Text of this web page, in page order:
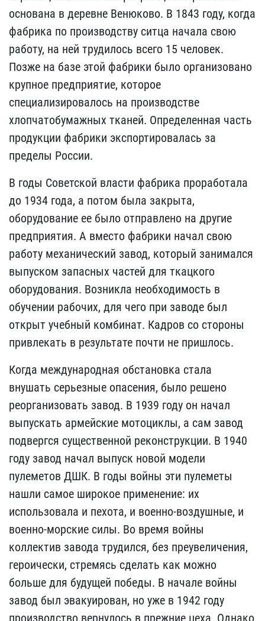
основана в деревне Венюково. В 1843 году, когда
фабрика по производству ситца начала свою
работу, на ней трудилось всего 15 человек.
Позже на базе этой фабрики было организовано
крупное предприятие, которое
специализировалось на производстве
хлопчатобумажных тканей. Определенная часть
продукции фабрики экспортировалась за
пределы России.
В годы Советской власти фабрика проработала
до 1934 года, а потом была закрыта,
оборудование ее было отправлено на другие
предприятия. А вместо фабрики начал свою
работу механический завод, который занимался
выпуском запасных частей для ткацкого
оборудования. Возникла необходимость в
обучении рабочих, для чего при заводе был
открыт учебный комбинат. Кадров со стороны
привлекать в результате почти не пришлось.
Когда международная обстановка стала
внушать серьезные опасения, было решено
реорганизовать завод. В 1939 году он начал
выпускать армейские мотоциклы, а сам завод
подвергся существенной реконструкции. В 1940
году завод начал выпуск новой модели
пулеметов ДШК. В годы войны эти пулеметы
нашли самое широкое применение: их
использовала и пехота, и военно-воздушные, и
военно-морские силы. Во время войны
коллектив завода трудился, без преувеличения,
героически, стремясь сделать как можно
больше для будущей победы. В начале войны
завод был эвакуирован, но уже в 1942 году
производство вернулось в прежние цеха. Однако